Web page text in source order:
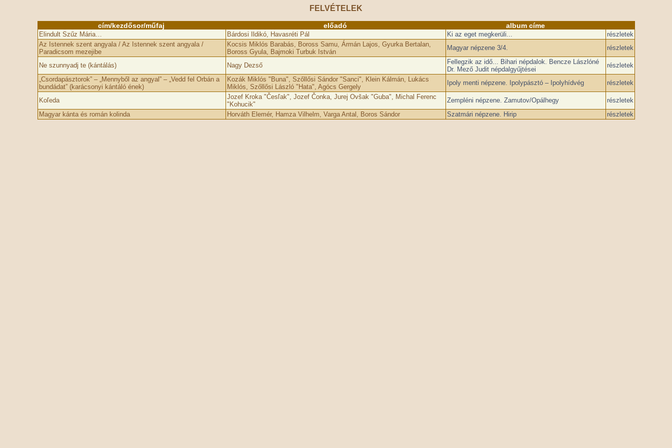
FELVÉTELEK
cím/kezdősor/műfaj előadó album címe
Elindult Szűz Mária… Bárdosi Ildikó, Havasréti Pál Ki az eget megkerüli...
részletek
Az Istennek szent angyala / Az Istennek szent angyala /
Paradicsom mezejibe
Kocsis Miklós Barabás, Boross Samu, Ármán Lajos, Gyurka Bertalan,
Boross Gyula, Bajmoki Turbuk István
Magyar népzene 3/4. részletek
Ne szunnyadj te (kántálás) Nagy Dezső
Fellegzik az idő... Bihari népdalok. Bencze Lászlóné
Dr. Mező Judit népdalgyűjtései
részletek
„Csordapásztorok” – „Mennyből az angyal” – „Vedd fel Orbán a
bundádat” (karácsonyi kántáló ének)
Kozák Miklós "Buna", Szőllősi Sándor "Sanci", Klein Kálmán, Lukács
Miklós, Szőllősi László "Hata", Agócs Gergely
Ipoly menti népzene. Ipolypásztó – Ipolyhídvég részletek
Koľeda
Jozef Kroka "Česľak", Jozef Čonka, Jurej Ovšak "Guba", Michal Ferenc
"Kohucik"
Zempléni népzene. Zamutov/Opálhegy
részletek
Magyar kánta és román kolinda
Horváth Elemér, Hamza Vilhelm, Varga Antal, Boros Sándor Szatmári népzene. Hirip részletek